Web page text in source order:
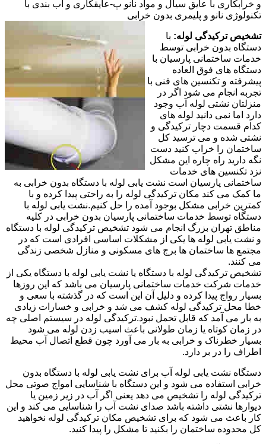
و خرابکاری با عایق سیال و مواد نانو پ-عایقکاری و آب بندی با
تکنولوژی نانو و پلیمری بدون خرابی
تشخیص ترکیدگی لوله: با
دستگاه بدون خرابی توسط
خدمات ساختمانی پارسیان با
دستگاه های فوق العاده
پیشرفته و تکنسین های فنی با
تجربه انجام می شود اگر در
منزلتان نشتی لوله آب وجود
دارد اما نمی دانید لوله های
کدام قسمت دچار ترکیدگی و
نشتی شده و می ترسید کل
ساختمان را خراب کنید دست
نگه دارید راه چاره این مشکل
نزد تکنسین های خدمات
ساختمانی پارسیان است نشت یابی لوله با دستگاه بدون خرابی به
ما کمک می کند مکان ترکیدگی لوله را به راحتی پیدا کرده و با
کمترین خرابی مشکل بوجود آمده را حل کنیم.نشت یابی لوله با
دستگاه توسط خدمات ساختمانی پارسیان بدون خرابی در کلیه
مناطق تهران بزرگ انجام می شود تشخیص ترکیدگی لوله با دستگاه
و نشت یابی لوله ها یکی از مشکلات اساسی افرادی است که در
مجتمع ها ساختمان ها برج های مسکونی و منازل شخصی زندگی
می کنند.
تشخیص ترکیدگی لوله با دستگاه یا نشت یابی لوله با دستگاه یکی از
خدمات شرکت خدمات ساختمانی پارسیان می باشد که این روزها
بسیار رواج پیدا کرده و دلیل آن این است که در گذشته با سعی و
خطا محل ترکیدگی لوله کشف می شد و خرابی و خسارات زیادی
به بار می آمد که قابل تحمل نبود.ترکیدگی لوله در سیستم اصلی چه
در زمان کوتاه یا زمان طولانی باعث اسیب زدن لوله می شود
بسیار خطرناک و خرابی به بار می آورد چون قطع اتصال آب محیط
اطراف را در بر دارد.
دستگاه نشت یابی لوله آب برای نشت یابی لوله با دستگاه بدون
خرابی استفاده می شود و این دستگاه با شناسایی امواج صوتی محل
ترکیدگی لوله را تشخیص می دهد یعنی اگر آب در زیر زمین یا
دیوارها نشتی داشته باشد صدای نشت آب را شناسایی می کند و این
کار باعث می شود که برای تشخیص مکان ترکیدگی لوله نخواهید
کل محدوده ساختمان را بکنید تا مشکل را پیدا کنید.